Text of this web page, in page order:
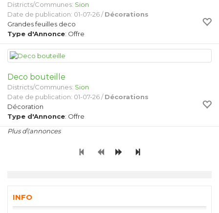
Districts/Communes: Sion
Date de publication: 01-07-26 /Décorations
Grandes feuilles deco
Type d'Annonce: Offre
Deco bouteille
Districts/Communes: Sion
Date de publication: 01-07-26 /Décorations
Décoration
Type d'Annonce: Offre
Plus d\'annonces
INFO